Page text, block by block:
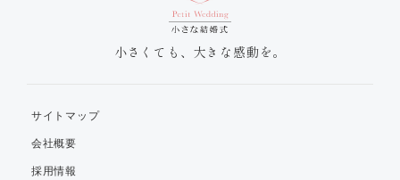
小さくても、大きな感動を。
サイトマップ
会社概要
採用情報